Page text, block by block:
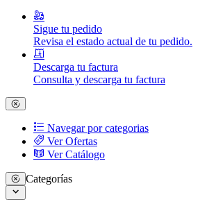
Sigue tu pedido
Revisa el estado actual de tu pedido.
Descarga tu factura
Consulta y descarga tu factura
Navegar por categorias
Ver Ofertas
Ver Catálogo
Categorías